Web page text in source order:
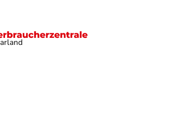
Energie Finanzen